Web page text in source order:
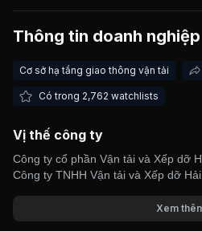
14/06/2021 Cổ tức bằng
29/06/2020
04/06/2019
Bán ưu đãi,
Cổ tức bằng
Thông tin doanh nghiệp
Cơ sở hạ tầng giao thông vận tải
Có trong 2,762 watchlists
Vị thế công ty
Công ty cổ phần Vận tải và Xếp dỡ
Công ty TNHH Vận tải và Xếp dỡ
tải. Công ty hiện đang sở hữu đội
TEUs. Địa bàn kinh doanh của công
Xem